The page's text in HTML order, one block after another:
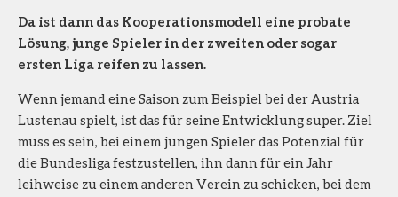
Da ist dann das Kooperationsmodell eine probate
Lösung, junge Spieler in der zweiten oder sogar
ersten Liga reifen zu lassen.
Wenn jemand eine Saison zum Beispiel bei der Austria
Lustenau spielt, ist das für seine Entwicklung super. Ziel
muss es sein, bei einem jungen Spieler das Potenzial für
die Bundesliga festzustellen, ihn dann für ein Jahr
leihweise zu einem anderen Verein zu schicken, bei dem